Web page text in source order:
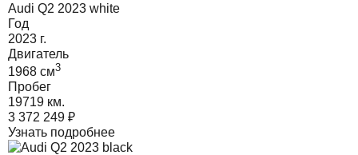
Audi Q2 2023 white
Год
2023 г.
Двигатель
1968 cм3
Пробег
19719 км.
3 372 249 ₽
Узнать подробнее